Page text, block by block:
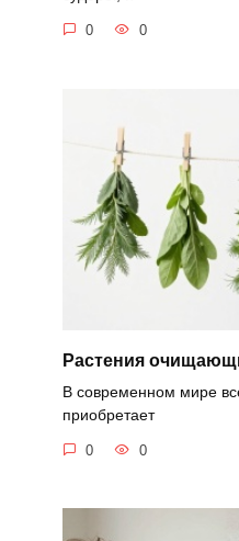
0 0
Растения
В современном мире
приобретает
0 0